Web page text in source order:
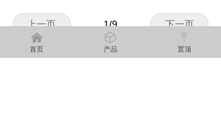
上一页 下一页
1/9
낀
首页
ꁦ
产品
ꁸ
置顶